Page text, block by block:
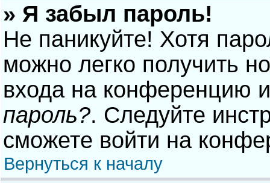
» Я забыл пароль!
Не паникуйте! Хотя
можно легко получить
входа на конференцию
пароль?. Следуйте
сможете войти на
Вернуться к началу